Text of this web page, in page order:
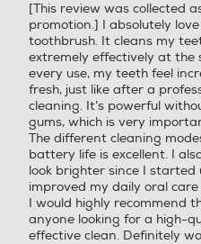
stelle.
[This review was collected
promotion.] I absolutely
toothbrush. It cleans my
extremely effectively at the
every use, my teeth feel
fresh, just like after a
cleaning. It’s powerful
gums, which is very
The different cleaning
battery life is excellent. I
look brighter since I started
improved my daily oral
I would highly recommend
anyone looking for a high-
effective clean. Definitely